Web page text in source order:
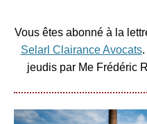
Vous êtes abonné à la
Selarl Clairance Avocats.
jeudis par Me Frédéric